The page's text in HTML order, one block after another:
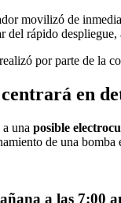
movilizó de
del rápido
por parte de la
en
una posible
de una
a las 7:00